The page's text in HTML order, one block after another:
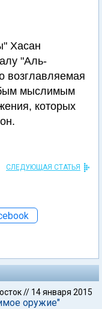
Хасан
"Аль-
возглавляемая
мыслимым
которых
СЛЕДУЮЩАЯ СТАТЬЯ
// 14 января 2015
оружие"